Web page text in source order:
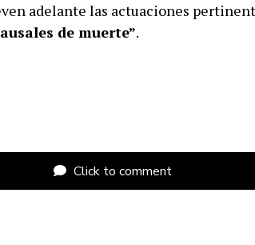
adelante las actuaciones
de muerte”.
Click to comment